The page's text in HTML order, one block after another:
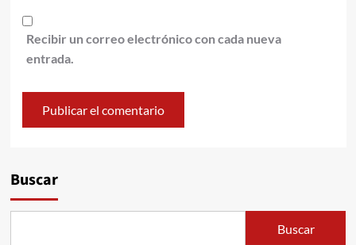
Recibir un correo electrónico con cada nueva
entrada.
Buscar
Buscar